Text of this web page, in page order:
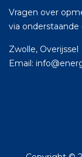
Vragen over
via onderstaande
Zwolle, Overijssel
Email: